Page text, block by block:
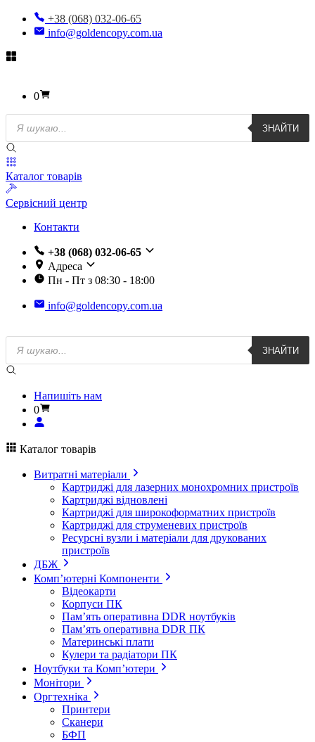
+38 (068) 032-06-65
info@goldencopy.com.ua
0
Пошук
товарів
ЗНАЙТИ
Каталог товарів
Сервісний центр
Контакти
+38 (068) 032-06-65
Адреса
Пн - Пт з 08:30 - 18:00
info@goldencopy.com.ua
Пошук
товарів
ЗНАЙТИ
Напишіть нам
0
Каталог товарів
Витратні матеріали
Картриджі для лазерних монохромних пристроїв
Картриджі відновлені
Картриджі для широкоформатних пристроїв
Картриджі для струменевих пристроїв
Ресурсні вузли і матеріали для друкованих
пристроїв
ДБЖ
Комп’ютерні Компоненти
Відеокарти
Корпуси ПК
Пам’ять оперативна DDR ноутбуків
Пам’ять оперативна DDR ПК
Материнські плати
Кулери та радіатори ПК
Ноутбуки та Комп’ютери
Монітори
Оргтехніка
Принтери
Сканери
БФП